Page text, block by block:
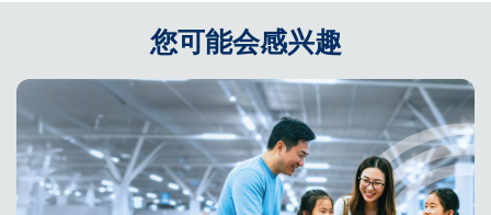
您可能会感兴趣